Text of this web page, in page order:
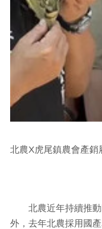
北農X虎尾鎮農會產銷
北農近年持續推動
外，去年北農採用國